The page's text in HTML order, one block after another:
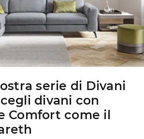
serie di Divani
divani con
Comfort come il